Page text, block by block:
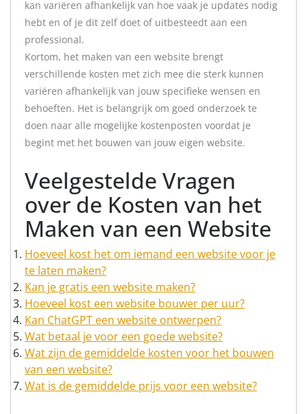
kan variëren afhankelijk van hoe vaak je updates nodig
hebt en of je dit zelf doet of uitbesteedt aan een
professional.
Kortom, het maken van een website brengt
verschillende kosten met zich mee die sterk kunnen
variëren afhankelijk van jouw specifieke wensen en
behoeften. Het is belangrijk om goed onderzoek te
doen naar alle mogelijke kostenposten voordat je
begint met het bouwen van jouw eigen website.
Veelgestelde Vragen
over de Kosten van het
Maken van een Website
Hoeveel kost het om iemand een website voor je
te laten maken?
Kan je gratis een website maken?
Hoeveel kost een website bouwer per uur?
Kan ChatGPT een website ontwerpen?
Wat betaal je voor een goede website?
Wat zijn de gemiddelde kosten voor het bouwen
van een website?
Wat is de gemiddelde prijs voor een website?